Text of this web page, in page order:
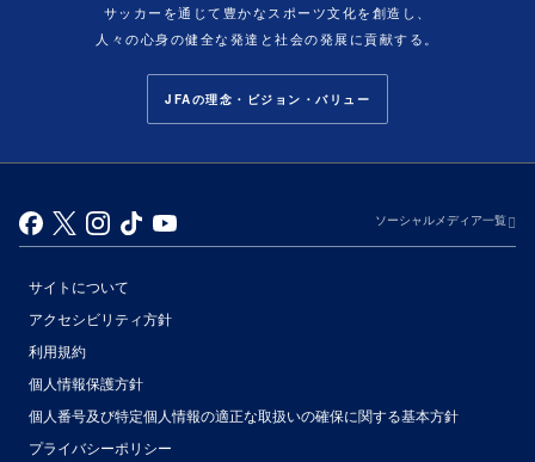
サッカーを通じて豊かなスポーツ文化を創造し、
人々の心身の健全な発達と社会の発展に貢献する。
JFAの理念・ビジョン・バリュー
ソーシャルメディア一覧
サイトについて
アクセシビリティ方針
利用規約
個人情報保護方針
個人番号及び特定個人情報の適正な取扱いの確保に関する基本方針
プライバシーポリシー